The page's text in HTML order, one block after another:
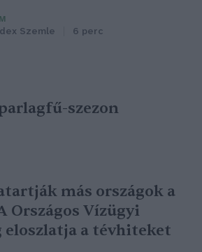
Szemle 6 perc
szezon
más országok a
Országos Vízügyi
eloszlatja a tévhiteket